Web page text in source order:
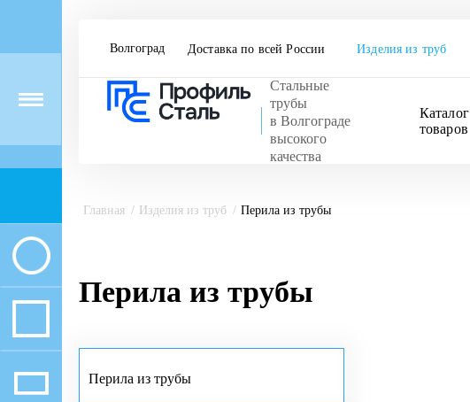
Волгоград Доставка по всей России Изделия из труб
Стальные
трубы
в Волгограде
высокого
качества
Каталог
товаров
Главная Изделия из труб Перила из трубы
Перила из трубы
Перила из трубы